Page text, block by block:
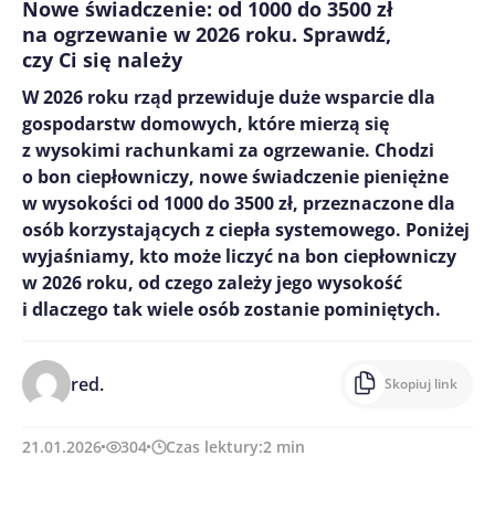
Nowe świadczenie: od 1000 do 3500 zł
na ogrzewanie w 2026 roku. Sprawdź,
czy Ci się należy
W 2026 roku rząd przewiduje duże wsparcie dla
gospodarstw domowych, które mierzą się
z wysokimi rachunkami za ogrzewanie. Chodzi
o bon ciepłowniczy, nowe świadczenie pieniężne
w wysokości od 1000 do 3500 zł, przeznaczone dla
osób korzystających z ciepła systemowego. Poniżej
wyjaśniamy, kto może liczyć na bon ciepłowniczy
w 2026 roku, od czego zależy jego wysokość
i dlaczego tak wiele osób zostanie pominiętych.
red. Skopiuj link
21.01.2026 304 Czas lektury:2 min